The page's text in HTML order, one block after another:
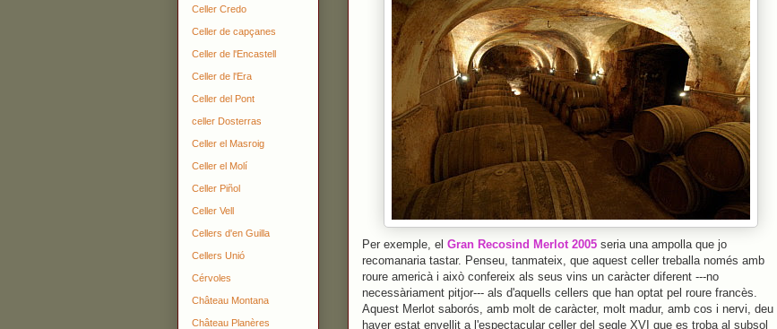
Per exemple, el Gran Recosind Merlot 2005 seria una ampolla que jo
recomanaria tastar. Penseu, tanmateix, que aquest celler treballa només amb
roure americà i això confereix als seus vins un caràcter diferent ---no
necessàriament pitjor--- als d'aquells cellers que han optat pel roure francès.
Aquest Merlot saborós, amb molt de caràcter, molt madur, amb cos i nervi, deu
haver estat envellit a l'espectacular celler del segle XVI que es troba al subsol
Celler Credo
Celler de capçanes
Celler de l'Encastell
Celler de l'Era
Celler del Pont
celler Dosterras
Celler el Masroig
Celler el Molí
Celler Piñol
Celler Vell
Cellers d'en Guilla
Cellers Unió
Cérvoles
Château Montana
Château Planères